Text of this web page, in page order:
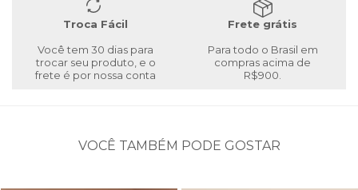
Troca Fácil
Você tem 30 dias para
trocar seu produto, e o
frete é por nossa conta
Frete grátis
Para todo o Brasil em
compras acima de
R$900.
VOCÊ TAMBÉM PODE GOSTAR